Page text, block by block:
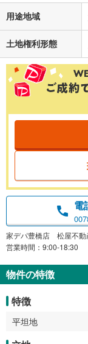
用途地域
土地権利形態
電
家デパ豊橋店 松屋不動
営業時間：9:00-18:30
物件の特徴
特徴
平坦地